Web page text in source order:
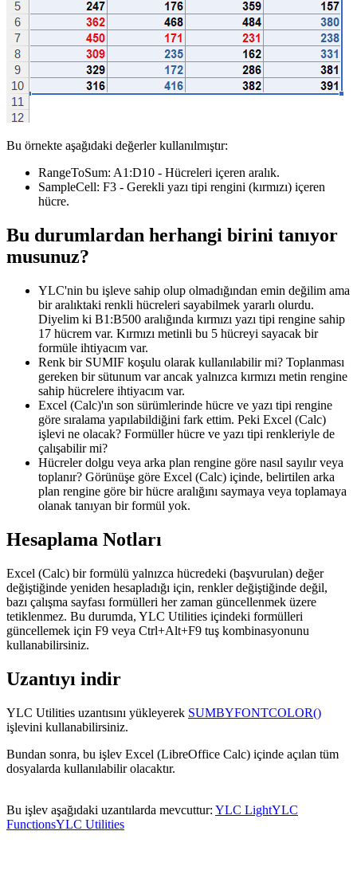
Bu örnekte aşağıdaki değerler kullanılmıştır:
RangeToSum: A1:D10 - Hücreleri içeren aralık.
SampleCell: F3 - Gerekli yazı tipi rengini (kırmızı) içeren
hücre.
Bu durumlardan herhangi birini tanıyor
musunuz?
YLC'nin bu işleve sahip olup olmadığından emin değilim ama
bir aralıktaki renkli hücreleri sayabilmek yararlı olurdu.
Diyelim ki B1:B500 aralığında kırmızı yazı tipi rengine sahip
17 hücrem var. Kırmızı metinli bu 5 hücreyi sayacak bir
formüle ihtiyacım var.
Renk bir SUMIF koşulu olarak kullanılabilir mi? Toplanması
gereken bir sütunum var ancak yalnızca kırmızı metin rengine
sahip hücrelere ihtiyacım var.
Excel (Calc)'ın son sürümlerinde hücre ve yazı tipi rengine
göre sıralama yapılabildiğini fark ettim. Peki Excel (Calc)
işlevi ne olacak? Formüller hücre ve yazı tipi renkleriyle de
çalışabilir mi?
Hücreler dolgu veya arka plan rengine göre nasıl sayılır veya
toplanır? Görünüşe göre Excel (Calc) içinde, belirtilen arka
plan rengine göre bir hücre aralığını saymaya veya toplamaya
olanak tanıyan bir formül yok.
Hesaplama Notları
Excel (Calc) bir formülü yalnızca hücredeki (başvurulan) değer
değiştiğinde yeniden hesapladığı için, renkler değiştiğinde değil,
bazı çalışma sayfası formülleri her zaman güncellenmek üzere
tetiklenmez. Bu durumda, YLC Utilities içindeki formülleri
güncellemek için F9 veya Ctrl+Alt+F9 tuş kombinasyonunu
kullanabilirsiniz.
Uzantıyı indir
YLC Utilities uzantısını yükleyerek SUMBYFONTCOLOR()
işlevini kullanabilirsiniz.
Bundan sonra, bu işlev Excel (LibreOffice Calc) içinde açılan tüm
dosyalarda kullanılabilir olacaktır.
Bu işlev aşağıdaki uzantılarda mevcuttur: YLC LightYLC
FunctionsYLC Utilities